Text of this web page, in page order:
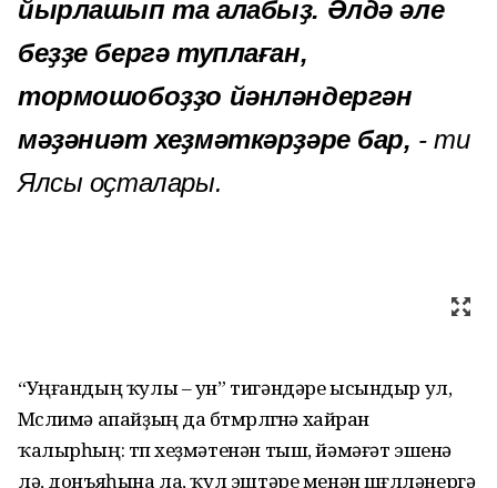
йырлашып та алабыҙ. Әлдә әле
беҙҙе бергә туплаған,
тормошобоҙҙо йәнләндергән
мәҙәниәт хеҙмәткәрҙәре бар, - ти
Ялсы оҫталары.
“Уңғандың ҡулы – ун” тигәндәре ысындыр ул,
Мөслимә апайҙың да бөтмөрлөгөнә хайран
ҡалырһың: төп хеҙмәтенән тыш, йәмәғәт эшенә
лә, донъяһына ла, ҡул эштәре менән шөғөлләнергә